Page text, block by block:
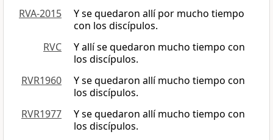
RVA-2015
Y se quedaron allí por mucho tiempo
con los discípulos.
RVC
Y allí se quedaron mucho tiempo con
los discípulos.
RVR1960
Y se quedaron allí mucho tiempo con
los discípulos.
RVR1977
Y se quedaron allí mucho tiempo con
los discípulos.